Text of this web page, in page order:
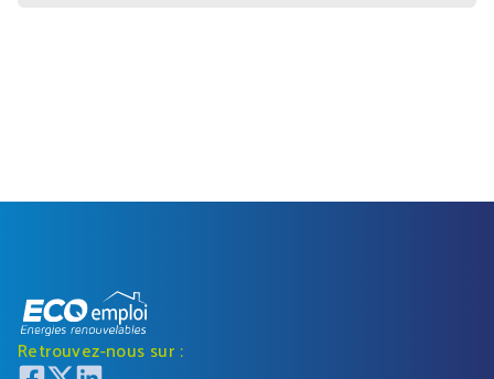
Retrouvez-nous sur :